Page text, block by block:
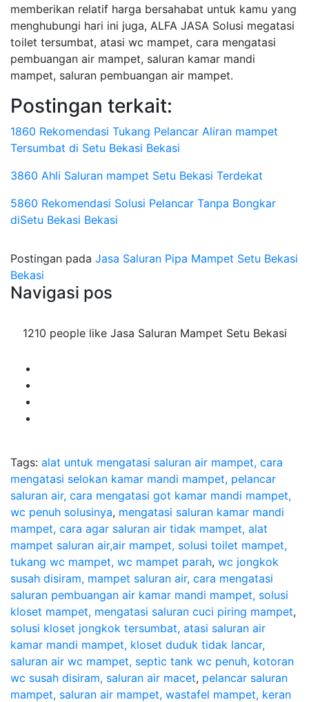
memberikan relatif harga bersahabat untuk kamu yang
menghubungi hari ini juga, ALFA JASA Solusi megatasi
toilet tersumbat, atasi wc mampet, cara mengatasi
pembuangan air mampet, saluran kamar mandi
mampet, saluran pembuangan air mampet.
Postingan terkait:
1860 Rekomendasi Tukang Pelancar Aliran mampet
Tersumbat di Setu Bekasi Bekasi
3860 Ahli Saluran mampet Setu Bekasi Terdekat
5860 Rekomendasi Solusi Pelancar Tanpa Bongkar
diSetu Bekasi Bekasi
Postingan pada Jasa Saluran Pipa Mampet Setu Bekasi
Bekasi
Navigasi pos
1210 people like Jasa Saluran Mampet Setu Bekasi
Tags: alat untuk mengatasi saluran air mampet, cara
mengatasi selokan kamar mandi mampet, pelancar
saluran air, cara mengatasi got kamar mandi mampet,
wc penuh solusinya, mengatasi saluran kamar mandi
mampet, cara agar saluran air tidak mampet, alat
mampet saluran air,air mampet, solusi toilet mampet,
tukang wc mampet, wc mampet parah, wc jongkok
susah disiram, mampet saluran air, cara mengatasi
saluran pembuangan air kamar mandi mampet, solusi
kloset mampet, mengatasi saluran cuci piring mampet,
solusi kloset jongkok tersumbat, atasi saluran air
kamar mandi mampet, kloset duduk tidak lancar,
saluran air wc mampet, septic tank wc penuh, kotoran
wc susah disiram, saluran air macet, pelancar saluran
mampet, saluran air mampet, wastafel mampet, keran